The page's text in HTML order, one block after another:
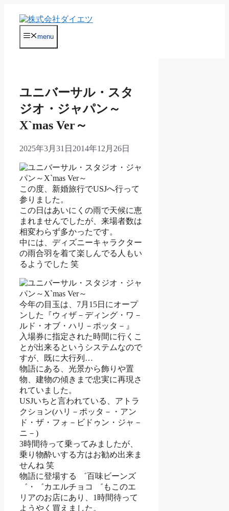
menu
ユニバーサル・スタ
ジオ・ジャパン～
X`mas Ver～
2025年3月31日 2014年12月26日
この度、新婚旅行でUSJへ行って
参りました。
この日はあいにくの雨で天候に恵
まれませんでしたが、来場者数は
相変わらず多かったです。
中には、ディズニーキャラクター
の雨合羽を着て楽しんでる人もい
るようでした 笑
今年の目玉は、7月15日にオープ
ンした『ウィザ－ディング・ワ－
ルド・オブ・ハリ－ポッタ－』
入場券に指定された時間に行くこ
とが出来るというシステムなので
すが、既に大行列…
物語にある、光景から飾りや置
物、建物の傾きまで忠実に再現さ
れていました。
USJいちと言われている、アトラ
クション(ハリ－ポッタ－・アン
ド・ザ・フォ－ビドゥン・ジャ－
ニ－)
3時間待って乗ってみましたが、
乗り物酔いする方はお勧め出来ま
せんね 笑
物語に登場する ゛百味ビーンズ
゛・゛カエルチョコ ゛もこのエ
リアのお店にあり、1時間待って
ようやく買えました。